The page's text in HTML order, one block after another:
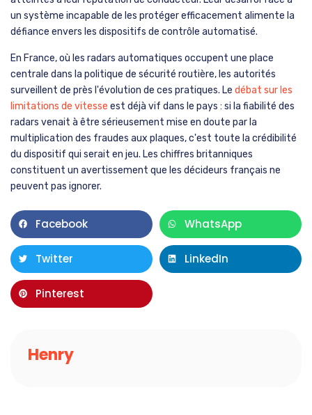
un système incapable de les protéger efficacement alimente la
défiance envers les dispositifs de contrôle automatisé.
En France, où les radars automatiques occupent une place
centrale dans la politique de sécurité routière, les autorités
surveillent de près l'évolution de ces pratiques. Le débat sur les
limitations de vitesse est déjà vif dans le pays : si la fiabilité des
radars venait à être sérieusement mise en doute par la
multiplication des fraudes aux plaques, c'est toute la crédibilité
du dispositif qui serait en jeu. Les chiffres britanniques
constituent un avertissement que les décideurs français ne
peuvent pas ignorer.
Facebook WhatsApp
Twitter LinkedIn
Pinterest
Henry